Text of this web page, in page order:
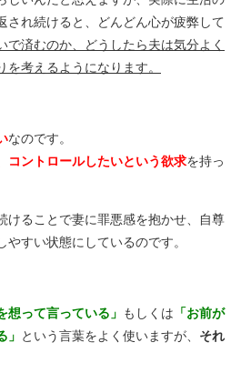
され続けると、どんどん心が疲弊して
で済むのか、どうしたら夫は気分よく
考えるようになります。
なのです。
コントロールしたいという欲求を持っ
けることで妻に罪悪感を抱かせ、自尊
すい状態にしているのです。
想って言っている」 もしくは 「お前が
」
という言葉をよく使いますが、 それ